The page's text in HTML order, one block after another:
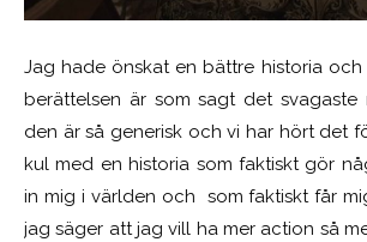
Jag hade önskat en bättre historia och
berättelsen är som sagt det svagaste
den är så generisk och vi har hört det
kul med en historia som faktiskt gör
in mig i världen och som faktiskt får
jag säger att jag vill ha mer action så